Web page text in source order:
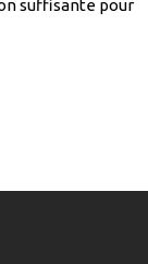
suffisante pour